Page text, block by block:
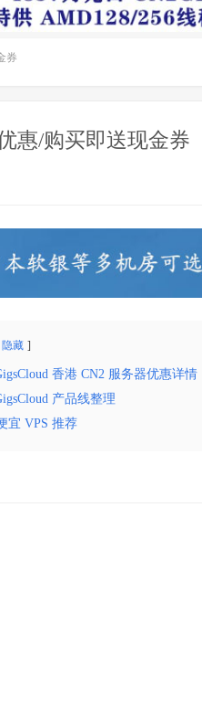
券
惠/购买即送现金券
隐藏
香港 CN2 服务器优惠详情
产品线整理
宜 VPS 推荐